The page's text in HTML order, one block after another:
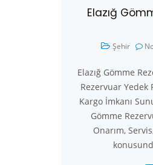
Elazığ
Şehir
Elazığ Gömme
Rezervuar Yedek
Kargo İmkanı
Gömme
Onarım,